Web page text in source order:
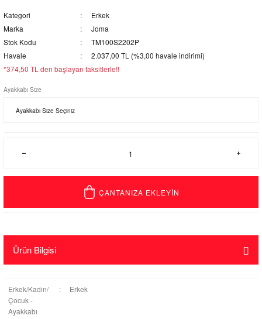
Kategori
Erkek
Marka
Joma
Stok Kodu
TM100S2202P
Havale
2.037,00 TL (%3,00 havale indirimi)
*374,50 TL den başlayan taksitlerle!!
Ayakkabı Size
ÇANTANIZA EKLEYİN
Ürün Bilgisi
Erkek/Kadın/
Çocuk -
Ayakkabı
: Erkek